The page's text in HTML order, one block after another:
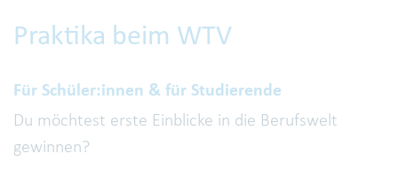
Praktika beim WTV
Für Schüler:innen & für Studierende
Du möchtest erste Einblicke in die Berufswelt
gewinnen?